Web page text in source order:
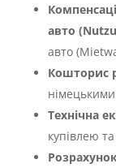
авто
авто
Кошторис
Технічна
купівлею